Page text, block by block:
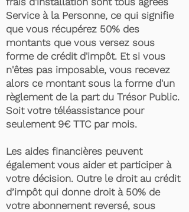
Service à la Personne, ce qui signifie
que vous récupérez 50% des
montants que vous versez sous
forme de crédit d'impôt. Et si vous
n'êtes pas imposable, vous recevez
alors ce montant sous la forme d'un
règlement de la part du Trésor Public.
Soit votre téléassistance pour
seulement 9€ TTC par mois.
Les aides financières peuvent
également vous aider et participer à
votre décision. Outre le droit au crédit
d’impôt qui donne droit à 50% de
votre abonnement reversé, sous